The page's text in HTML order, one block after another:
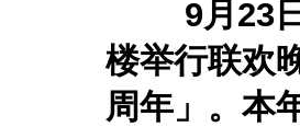
9月23日
楼举行联欢
周年」。本